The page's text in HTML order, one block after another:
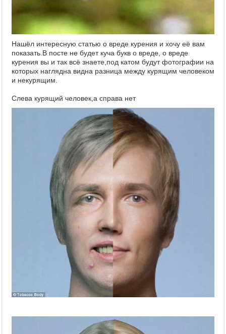
Нашёл интересную статью о вреде курения и хочу её вам
показать.В посте не будет куча букв о вреде, о вреде
курения вы и так всё знаете,под катом будут фотографии на
которых наглядна видна разница между курящим человеком
и некурящим.
Слева курящий человек,а справа нет